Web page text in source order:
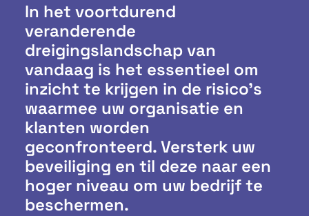
In het voortdurend
veranderende
dreigingslandschap van
vandaag is het essentieel om
inzicht te krijgen in de risico’s
waarmee uw organisatie en
klanten worden
geconfronteerd. Versterk uw
beveiliging en til deze naar een
hoger niveau om uw bedrijf te
beschermen.